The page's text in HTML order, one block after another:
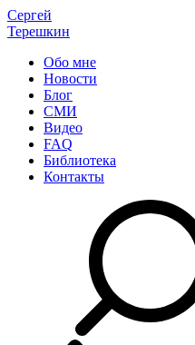
Сергей
Терешкин
Обо мне
Новости
Блог
СМИ
Видео
FAQ
Библиотека
Контакты